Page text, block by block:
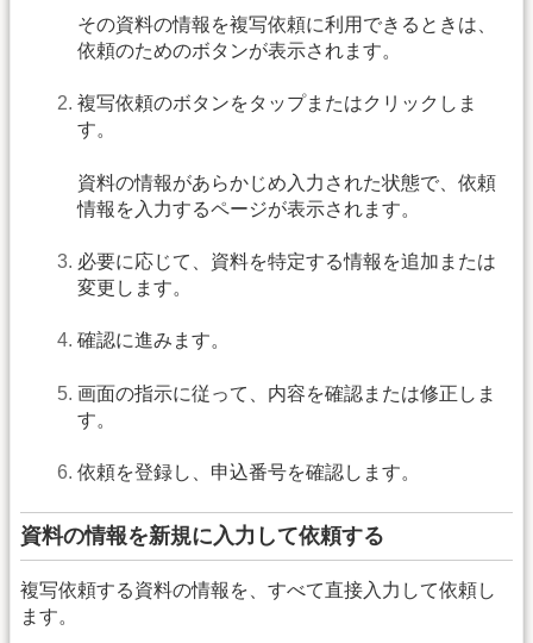
その資料の情報を複写依頼に利用できるときは、
依頼のためのボタンが表示されます。
複写依頼のボタンをタップまたはクリックしま
す。
資料の情報があらかじめ入力された状態で、依頼
情報を入力するページが表示されます。
必要に応じて、資料を特定する情報を追加または
変更します。
確認に進みます。
画面の指示に従って、内容を確認または修正しま
す。
依頼を登録し、申込番号を確認します。
資料の情報を新規に入力して依頼する
複写依頼する資料の情報を、すべて直接入力して依頼し
ます。